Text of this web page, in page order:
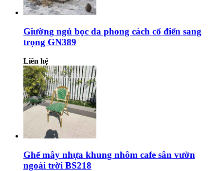
Giường ngủ bọc da phong cách cổ điển sang
trọng GN389
Liên hệ
Ghế mây nhựa khung nhôm cafe sân vườn
ngoài trời BS218